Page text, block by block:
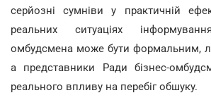
серйозні сумніви у практичній
реальних ситуаціях
омбудсмена може бути формальним,
а представники Ради бізнес-
реального впливу на перебіг обшуку.